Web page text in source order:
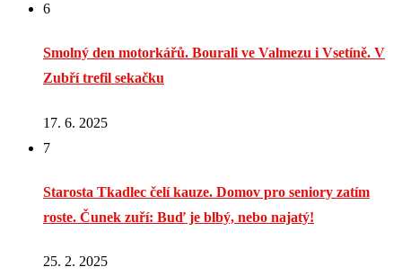
6
Smolný den motorkářů. Bourali ve Valmezu i Vsetíně. V
Zubří trefil sekačku
17. 6. 2025
7
Starosta Tkadlec čelí kauze. Domov pro seniory zatím
roste. Čunek zuří: Buď je blbý, nebo najatý!
25. 2. 2025